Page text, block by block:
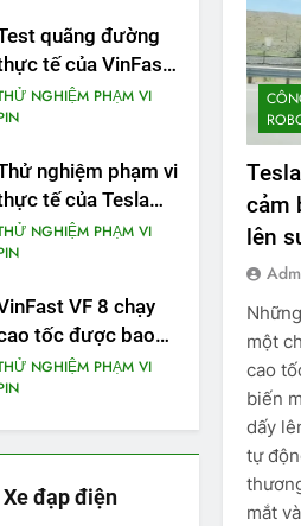
quãng đường
tế của VinFast
Vượt công bố
nhà sản xuất
NGHIỆM PHẠM VI
nghiệm phạm vi
tế của Tesla
3 LR 2024
NGHIỆM PHẠM VI
VF 8 chạy
tốc được bao
mỗi kW điện đi
bao nhiêu km?
NGHIỆM PHẠM VI
km sau mỗi
NGHIỆM PHẠM VI
đạp điện
cảm
lên
một
cao
biến
dấy
tự
mắt